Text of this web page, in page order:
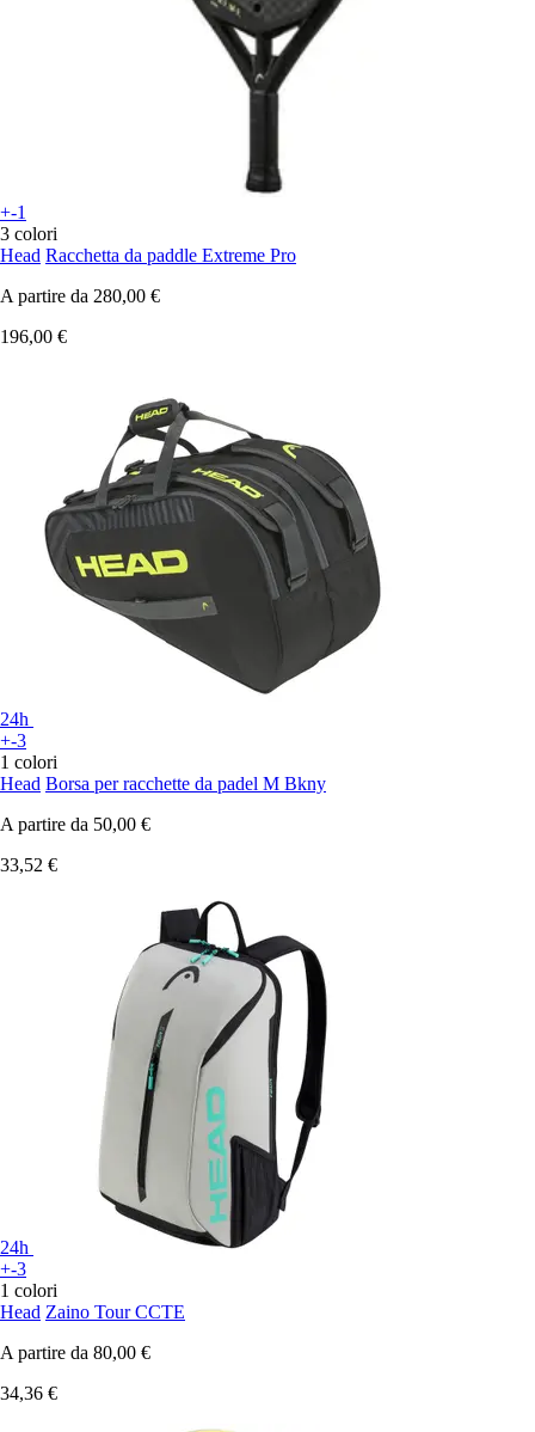
+-1
3 colori
Head Racchetta da paddle Extreme Pro
A partire da 280,00 €
196,00 €
24h
+-3
1 colori
Head Borsa per racchette da padel M Bkny
A partire da 50,00 €
33,52 €
24h
+-3
1 colori
Head Zaino Tour CCTE
A partire da 80,00 €
34,36 €